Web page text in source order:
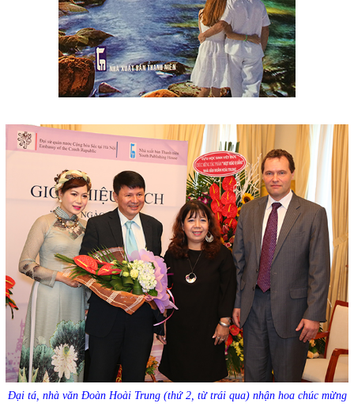
Đại tá, nhà văn Đoàn Hoài Trung (thứ 2, từ trái qua) nhận hoa chúc mừng